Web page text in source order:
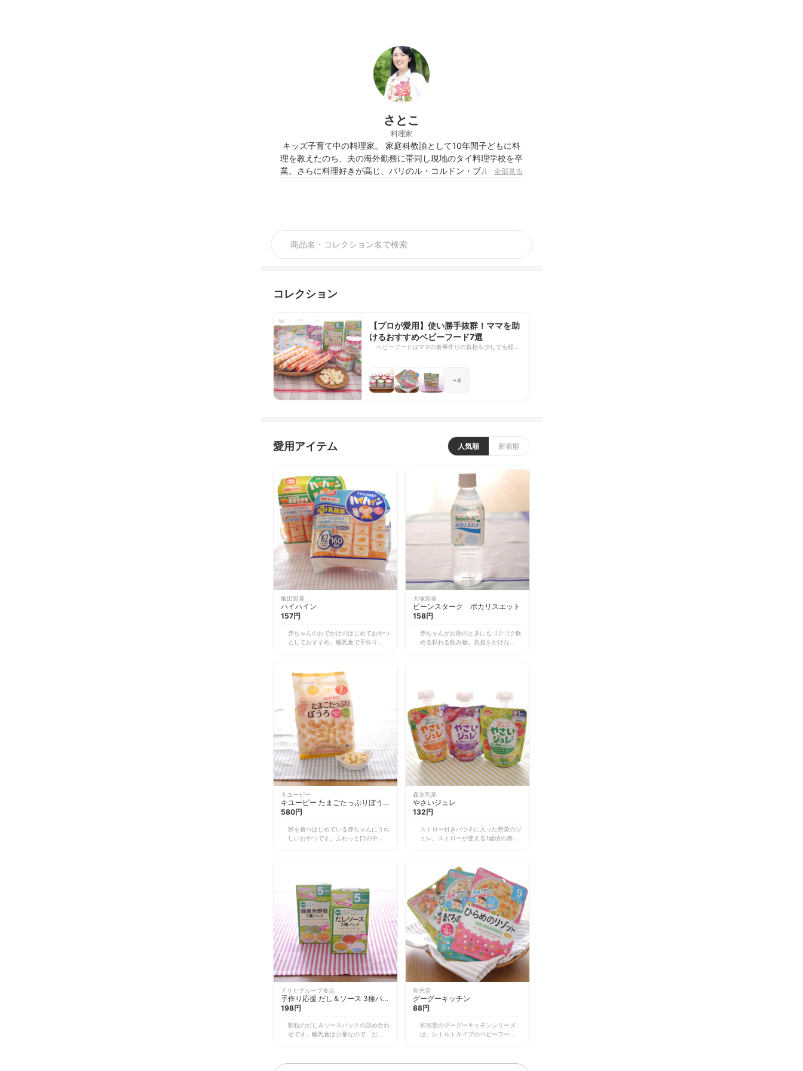
さとこ
料理家
キッズ子育て中の料理家。 家庭科教諭として10年間子どもに料
理を教えたのち、夫の海外勤務に帯同し現地のタイ料理学校を卒
業。さらに料理好きが高じ、パリのル・コルドン・ブルーにてフ
た食生活を提案している。
全部見る
コレクション
【プロが愛用】使い勝手抜群！ママを助
けるおすすめベビーフード7選
ベビーフードはママの食事作りの負担を少しでも軽く
イプのものが作られています。 今回は、シンプルで使
い勝手が良い！ヘビロテしそうなベビーフードを選び
ました。忙しいママ、お料理苦手なママにおすすの7
+4
愛用アイテム 人気順 新着順
亀田製菓
ハイハイン
157円
赤ちゃんのおでかけのはじめておやつ
としておすすめ。離乳食で手作りおや
ですが、個包装で1袋に2枚入っていま
す。赤ちゃんのおなかが空いていて
も、外でお湯やレンジを利用できる環
境がないときにサッと出して、割って
お口に入れてあげると応急対策になり
ます。 やさしい味で硬くなくふわっ
とお口でとけていくので、あまり歯が
生えていなくても、食べられるおせん
べいです。
大塚製薬
ビーンスターク ポカリスエット
158円
赤ちゃんがお熱のときにもゴクゴク飲
める頼れる飲み物。負担をかけないよ
水分だけでなく、失われたイオンなど
の補給にもバランスよく含まれている
ので、安心ですね。 子どもが少し大
きくなったら500mlサイズがおすすめ
ですが、赤ちゃんにはもう少し小さい
瓶のタイプもあります。
キユーピー
キユーピー たまごたっぷりぼうろ
12g×5袋
580円
卵を食べはじめている赤ちゃんにうれ
しいおやつです。ふわっと口の中であ
つまむ練習にもなりますね。 小分け
になっていて持ち運びにも便利でお出
かけ時にも重宝しますし、包装も光を
通さないタイプのものなので悪くなり
にくく、いざというときのためにスト
ックしておくにも良いようです。
森永乳業
やさいジュレ
132円
ストロー付きパウチに入った野菜のジ
ュレ。ストローが使える1歳頃の赤ち
ような飲み物のような甘酸っぱいジュ
レで野菜不足を補えます。また、ヨー
グルトにのせるなど、お料理のデコレ
ーションにも使えます。 8種類の野
菜・フルーツが含まれた赤・黄・緑・
紫のフルーツでおいしいシリーズや、
野菜をもっとシリーズなどいろんなタ
イプがあるので、日によって目先を変
えながら楽しめますね。
アサヒグループ食品
手作り応援 だし＆ソース 3種パッ
ク
198円
顆粒のだし＆ソースパックの詰め合わ
せです。離乳食は少量なので、だしや
和光堂
グーグーキッチン
88円
和光堂のグーグーキッチンシリーズ
は、レトルトタイプのベビーフード。